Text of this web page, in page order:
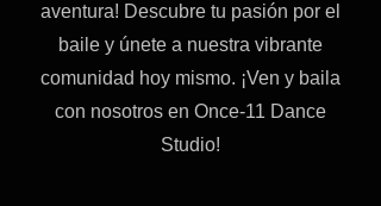
aventura! Descubre tu pasión por el
baile y únete a nuestra vibrante
comunidad hoy mismo. ¡Ven y baila
con nosotros en Once-11 Dance
Studio!